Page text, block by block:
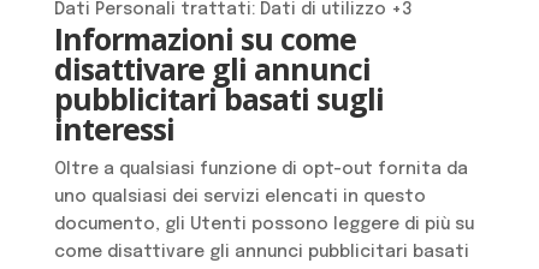
Dati Personali trattati: Dati di utilizzo +3
Informazioni su come
disattivare gli annunci
pubblicitari basati sugli
interessi
Oltre a qualsiasi funzione di opt-out fornita da
uno qualsiasi dei servizi elencati in questo
documento, gli Utenti possono leggere di più su
come disattivare gli annunci pubblicitari basati